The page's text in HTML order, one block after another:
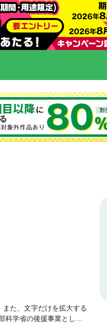
た、文字だけを拡大する
科学省の後援事業とし